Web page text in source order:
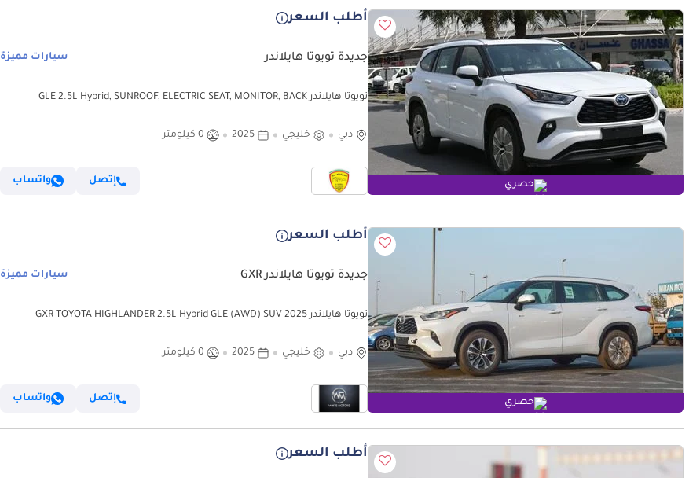
حصري
أطلب السعر
جديدة تويوتا هايلاندر سيارات مميزة
تويوتا هايلاندر GLE 2.5L Hybrid, SUNROOF, ELECTRIC SEAT, MONITOR, BACK
دبي خليجي 2025 0 كيلومتر
إتصل واتساب
حصري
أطلب السعر
جديدة تويوتا هايلاندر GXR سيارات مميزة
تويوتا هايلاندر GXR TOYOTA HIGHLANDER 2.5L Hybrid GLE (AWD) SUV 2025
دبي خليجي 2025 0 كيلومتر
إتصل واتساب
أطلب السعر